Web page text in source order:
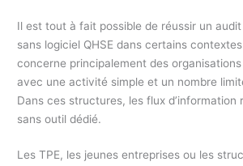
Il est tout à fait possible de réussir un
sans logiciel QHSE dans certains
concerne principalement des
avec une activité simple et un nombre
Dans ces structures, les flux d’information
sans outil dédié.
Les TPE, les jeunes entreprises ou les